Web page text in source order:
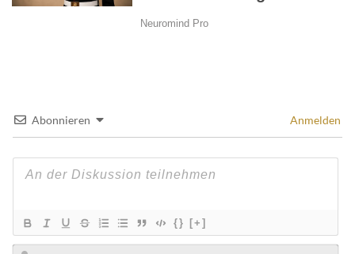
Abonnieren Anmelden
{} [+]